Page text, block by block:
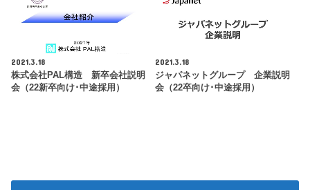
2021.3.18
株式会社PAL構造 新卒会社説明
会（22新卒向け･中途採用）
2021.3.18
ジャパネットグループ 企業説明
会（22卒向け･中途採用）